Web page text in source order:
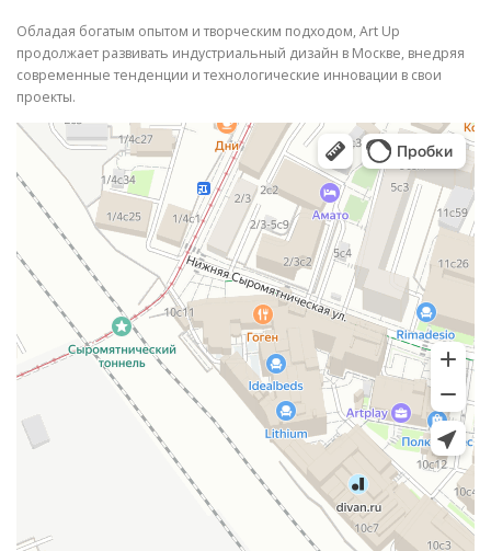
Обладая богатым опытом и творческим подходом, Art Up
продолжает развивать индустриальный дизайн в Москве, внедряя
современные тенденции и технологические инновации в свои
проекты.